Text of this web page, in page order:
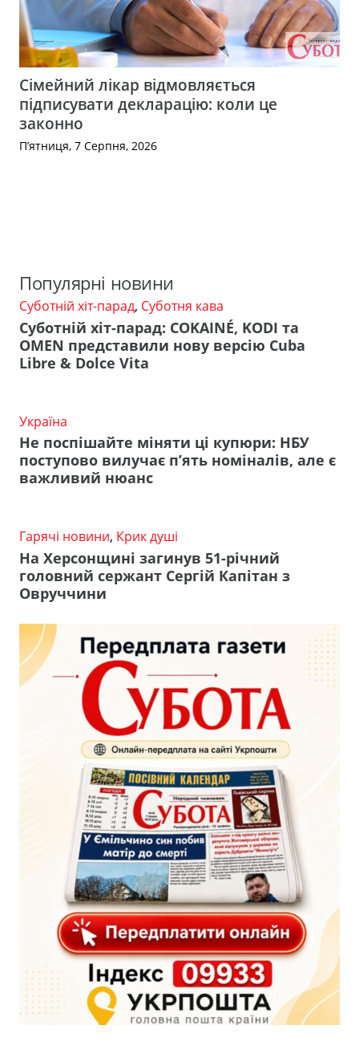
Сімейний лікар відмовляється
підписувати декларацію: коли це
законно
П’ятниця, 7 Серпня, 2026
Популярні новини
Суботній хіт-парад, Суботня кава
Суботній хіт-парад: COKAINÉ, KODI та
OMEN представили нову версію Cuba
Libre & Dolce Vita
Україна
Не поспішайте міняти ці купюри: НБУ
поступово вилучає п’ять номіналів, але є
важливий нюанс
Гарячі новини, Крик душі
На Херсонщині загинув 51-річний
головний сержант Сергій Капітан з
Овруччини